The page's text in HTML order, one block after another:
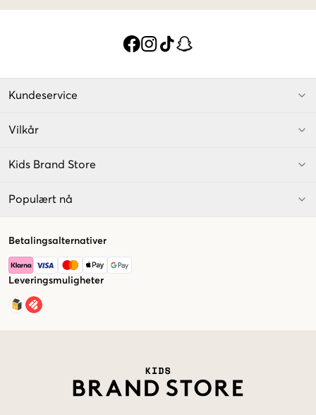
Kundeservice
Vilkår
Kids Brand Store
Populært nå
Betalingsalternativer
Leveringsmuligheter